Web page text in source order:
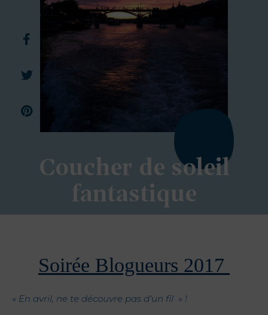
JOURNAL DE BORD
PRESSE
DEMANDER UN DEVIS
Coucher de soleil
fantastique
Soirée Blogueurs 2017
« En avril, ne te découvre pas d’un fil » !